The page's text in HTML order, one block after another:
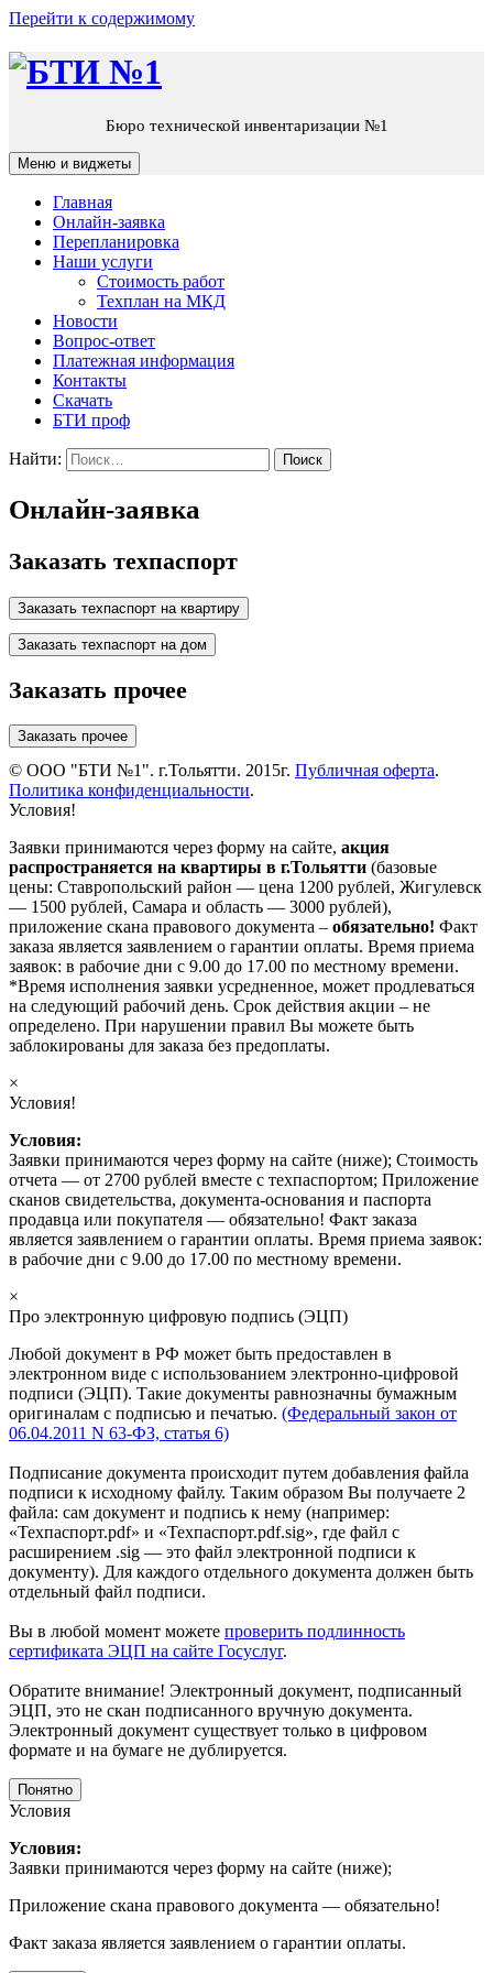
Перейти к содержимому
Бюро технической инвентаризации №1
Меню и виджеты
Главная
Онлайн-заявка
Перепланировка
Наши услуги
Стоимость работ
Техплан на МКД
Новости
Вопрос-ответ
Платежная информация
Контакты
Скачать
БТИ проф
Найти:
Онлайн-заявка
Заказать техпаспорт
Заказать прочее
© ООО "БТИ №1". г.Тольятти. 2015г. Публичная оферта.
Политика конфиденциальности.
Условия!
Заявки принимаются через форму на сайте, акция
распространяется на квартиры в г.Тольятти (базовые
цены: Ставропольский район — цена 1200 рублей, Жигулевск
— 1500 рублей, Самара и область — 3000 рублей),
приложение скана правового документа – обязательно! Факт
заказа является заявлением о гарантии оплаты. Время приема
заявок: в рабочие дни с 9.00 до 17.00 по местному времени.
*Время исполнения заявки усредненное, может продлеваться
на следующий рабочий день. Срок действия акции – не
определено. При нарушении правил Вы можете быть
заблокированы для заказа без предоплаты.
×
Условия!
Условия:
Заявки принимаются через форму на сайте (ниже); Стоимость
отчета — от 2700 рублей вместе с техпаспортом; Приложение
сканов свидетельства, документа-основания и паспорта
продавца или покупателя — обязательно! Факт заказа
является заявлением о гарантии оплаты. Время приема заявок:
в рабочие дни с 9.00 до 17.00 по местному времени.
×
Про электронную цифровую подпись (ЭЦП)
Любой документ в РФ может быть предоставлен в
электронном виде с использованием электронно-цифровой
подписи (ЭЦП). Такие документы равнозначны бумажным
оригиналам с подписью и печатью. (Федеральный закон от
06.04.2011 N 63-ФЗ, статья 6)
Подписание документа происходит путем добавления файла
подписи к исходному файлу. Таким образом Вы получаете 2
файла: сам документ и подпись к нему (например:
«Техпаспорт.pdf» и «Техпаспорт.pdf.sig», где файл с
расширением .sig — это файл электронной подписи к
документу). Для каждого отдельного документа должен быть
отдельный файл подписи.
Вы в любой момент можете проверить подлинность
сертификата ЭЦП на сайте Госуслуг.
Обратите внимание! Электронный документ, подписанный
ЭЦП, это не скан подписанного вручную документа.
Электронный документ существует только в цифровом
формате и на бумаге не дублируется.
Понятно
Условия
Условия:
Заявки принимаются через форму на сайте (ниже);
Приложение скана правового документа — обязательно!
Факт заказа является заявлением о гарантии оплаты.